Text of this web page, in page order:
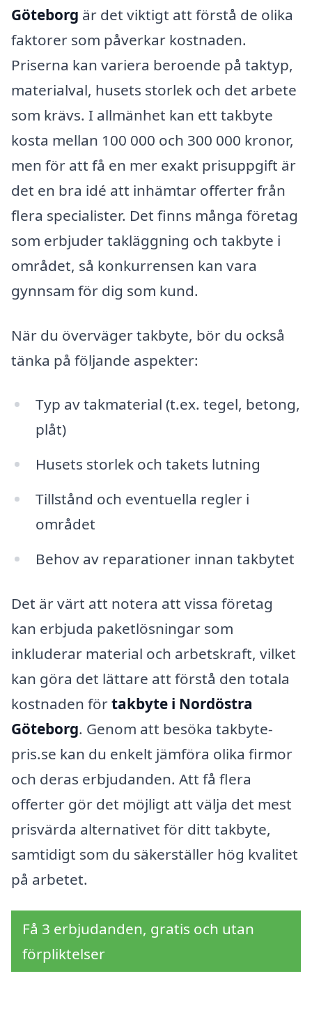
Göteborg är det viktigt att förstå de olika
faktorer som påverkar kostnaden.
Priserna kan variera beroende på taktyp,
materialval, husets storlek och det arbete
som krävs. I allmänhet kan ett takbyte
kosta mellan 100 000 och 300 000 kronor,
men för att få en mer exakt prisuppgift är
det en bra idé att inhämtar offerter från
flera specialister. Det finns många företag
som erbjuder takläggning och takbyte i
området, så konkurrensen kan vara
gynnsam för dig som kund.
När du överväger takbyte, bör du också
tänka på följande aspekter:
Typ av takmaterial (t.ex. tegel, betong,
plåt)
Husets storlek och takets lutning
Tillstånd och eventuella regler i
området
Behov av reparationer innan takbytet
Det är värt att notera att vissa företag
kan erbjuda paketlösningar som
inkluderar material och arbetskraft, vilket
kan göra det lättare att förstå den totala
kostnaden förtakbyte i Nordöstra
Göteborg. Genom att besöka takbyte-
pris.se kan du enkelt jämföra olika firmor
och deras erbjudanden. Att få flera
offerter gör det möjligt att välja det mest
prisvärda alternativet för ditt takbyte,
samtidigt som du säkerställer hög kvalitet
på arbetet.
Få 3 erbjudanden, gratis och utan
förpliktelser